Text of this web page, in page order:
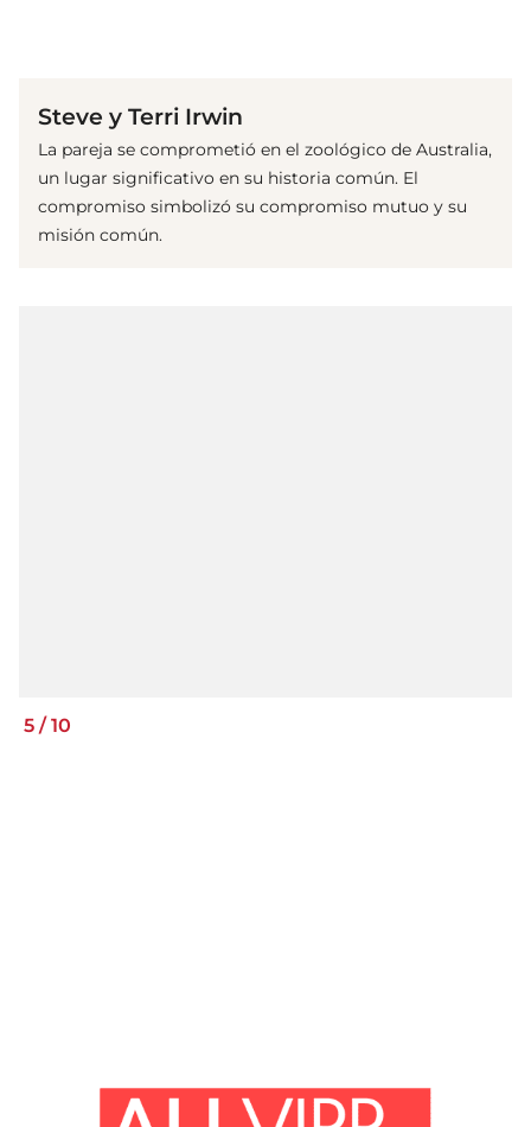
Steve y Terri Irwin
La pareja se comprometió en el zoológico de Australia,
un lugar significativo en su historia común. El
compromiso simbolizó su compromiso mutuo y su
misión común.
5 /10